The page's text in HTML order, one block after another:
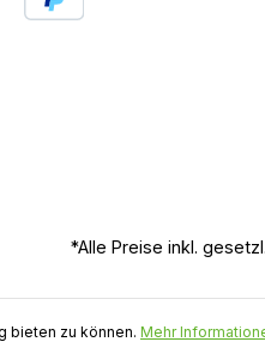
*Alle Preise inkl.
bieten zu können. Mehr